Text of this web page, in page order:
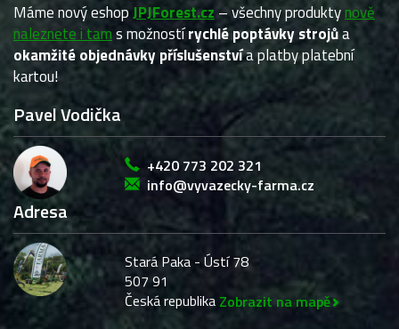
Máme nový eshopJPJForest.cz – všechny produktynově
naleznete i tams možnostírychlé poptávky strojůa
okamžité objednávky příslušenstvía platby platební
kartou!
Pavel Vodička
+420 773 202 321
info@vyvazecky-farma.cz
Adresa
Stará Paka - Ústí 78
507 91
Česká republika Zobrazit na mapě